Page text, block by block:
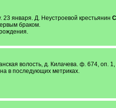
23 января. Д. Неустроевой крестьянин
браком.
волость, д. Килачева. ф. 674,
в последующих метриках.